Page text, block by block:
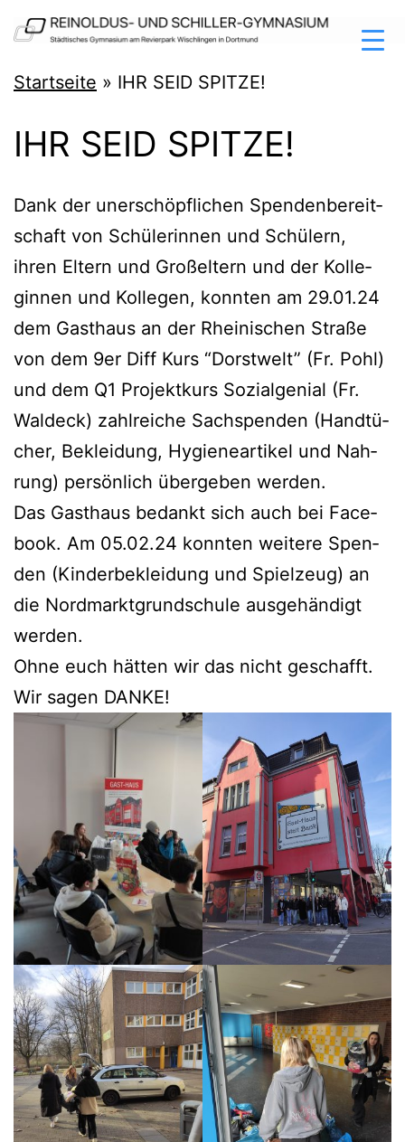
Zum
Inhalt
springen
Reinoldus-
Schiller-
Dortmund
Startseite » IHR SEID SPITZE!
IHR SEID SPITZE!
Dank der uner­schöpf­li­chen Spen­den­be­reit­
schaft von Schü­le­rin­nen und Schü­lern,
ihren Eltern und Groß­el­tern und der Kol­le­
gin­nen und Kol­le­gen, konn­ten am 29.01.24
dem Gast­haus an der Rhei­ni­schen Stra­ße
von dem 9er Diff Kurs “Dorst­welt” (Fr. Pohl)
und dem Q1 Pro­jekt­kurs Sozi­al­ge­ni­al (Fr.
Wal­deck) zahl­rei­che Sach­spen­den (Hand­tü­
cher, Beklei­dung, Hygie­ne­ar­ti­kel und Nah­
rung) per­sön­lich über­ge­ben werden.
Das Gast­haus bedankt sich auch bei Face­
book. Am 05.02.24 konn­ten wei­te­re Spen­
den (Kin­der­be­klei­dung und Spiel­zeug) an
die Nord­markt­grund­schu­le aus­ge­hän­digt
werden.
Ohne euch hät­ten wir das nicht geschafft.
Wir sagen DANKE!